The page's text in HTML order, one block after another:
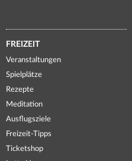
FREIZEIT
Veranstaltungen
Spielplätze
Rezepte
Meditation
Ausflugsziele
Freizeit-Tipps
Ticketshop